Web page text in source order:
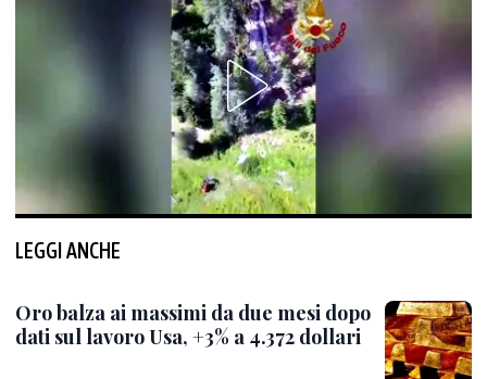
LEGGI ANCHE
Oro balza ai massimi da due mesi dopo
dati sul lavoro Usa, +3% a 4.372 dollari